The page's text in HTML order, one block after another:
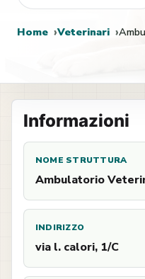
Home Veterinari
Informazioni
NOME STRUTTURA
Ambulatorio
INDIRIZZO
via l. calori, 1/C